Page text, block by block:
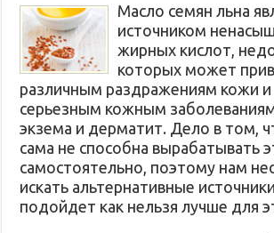
Масло семян льна
источником
жирных кислот,
которых может
различным раздражениям кожи
серьезным кожным заболеваниям
экзема и дерматит. Дело в том,
сама не способна вырабатывать
самостоятельно, поэтому нам
искать альтернативные
подойдет как нельзя лучше для